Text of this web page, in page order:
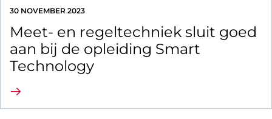
30 NOVEMBER 2023
Meet- en regeltechniek sluit goed
aan bij de opleiding Smart
Technology
Lees verder